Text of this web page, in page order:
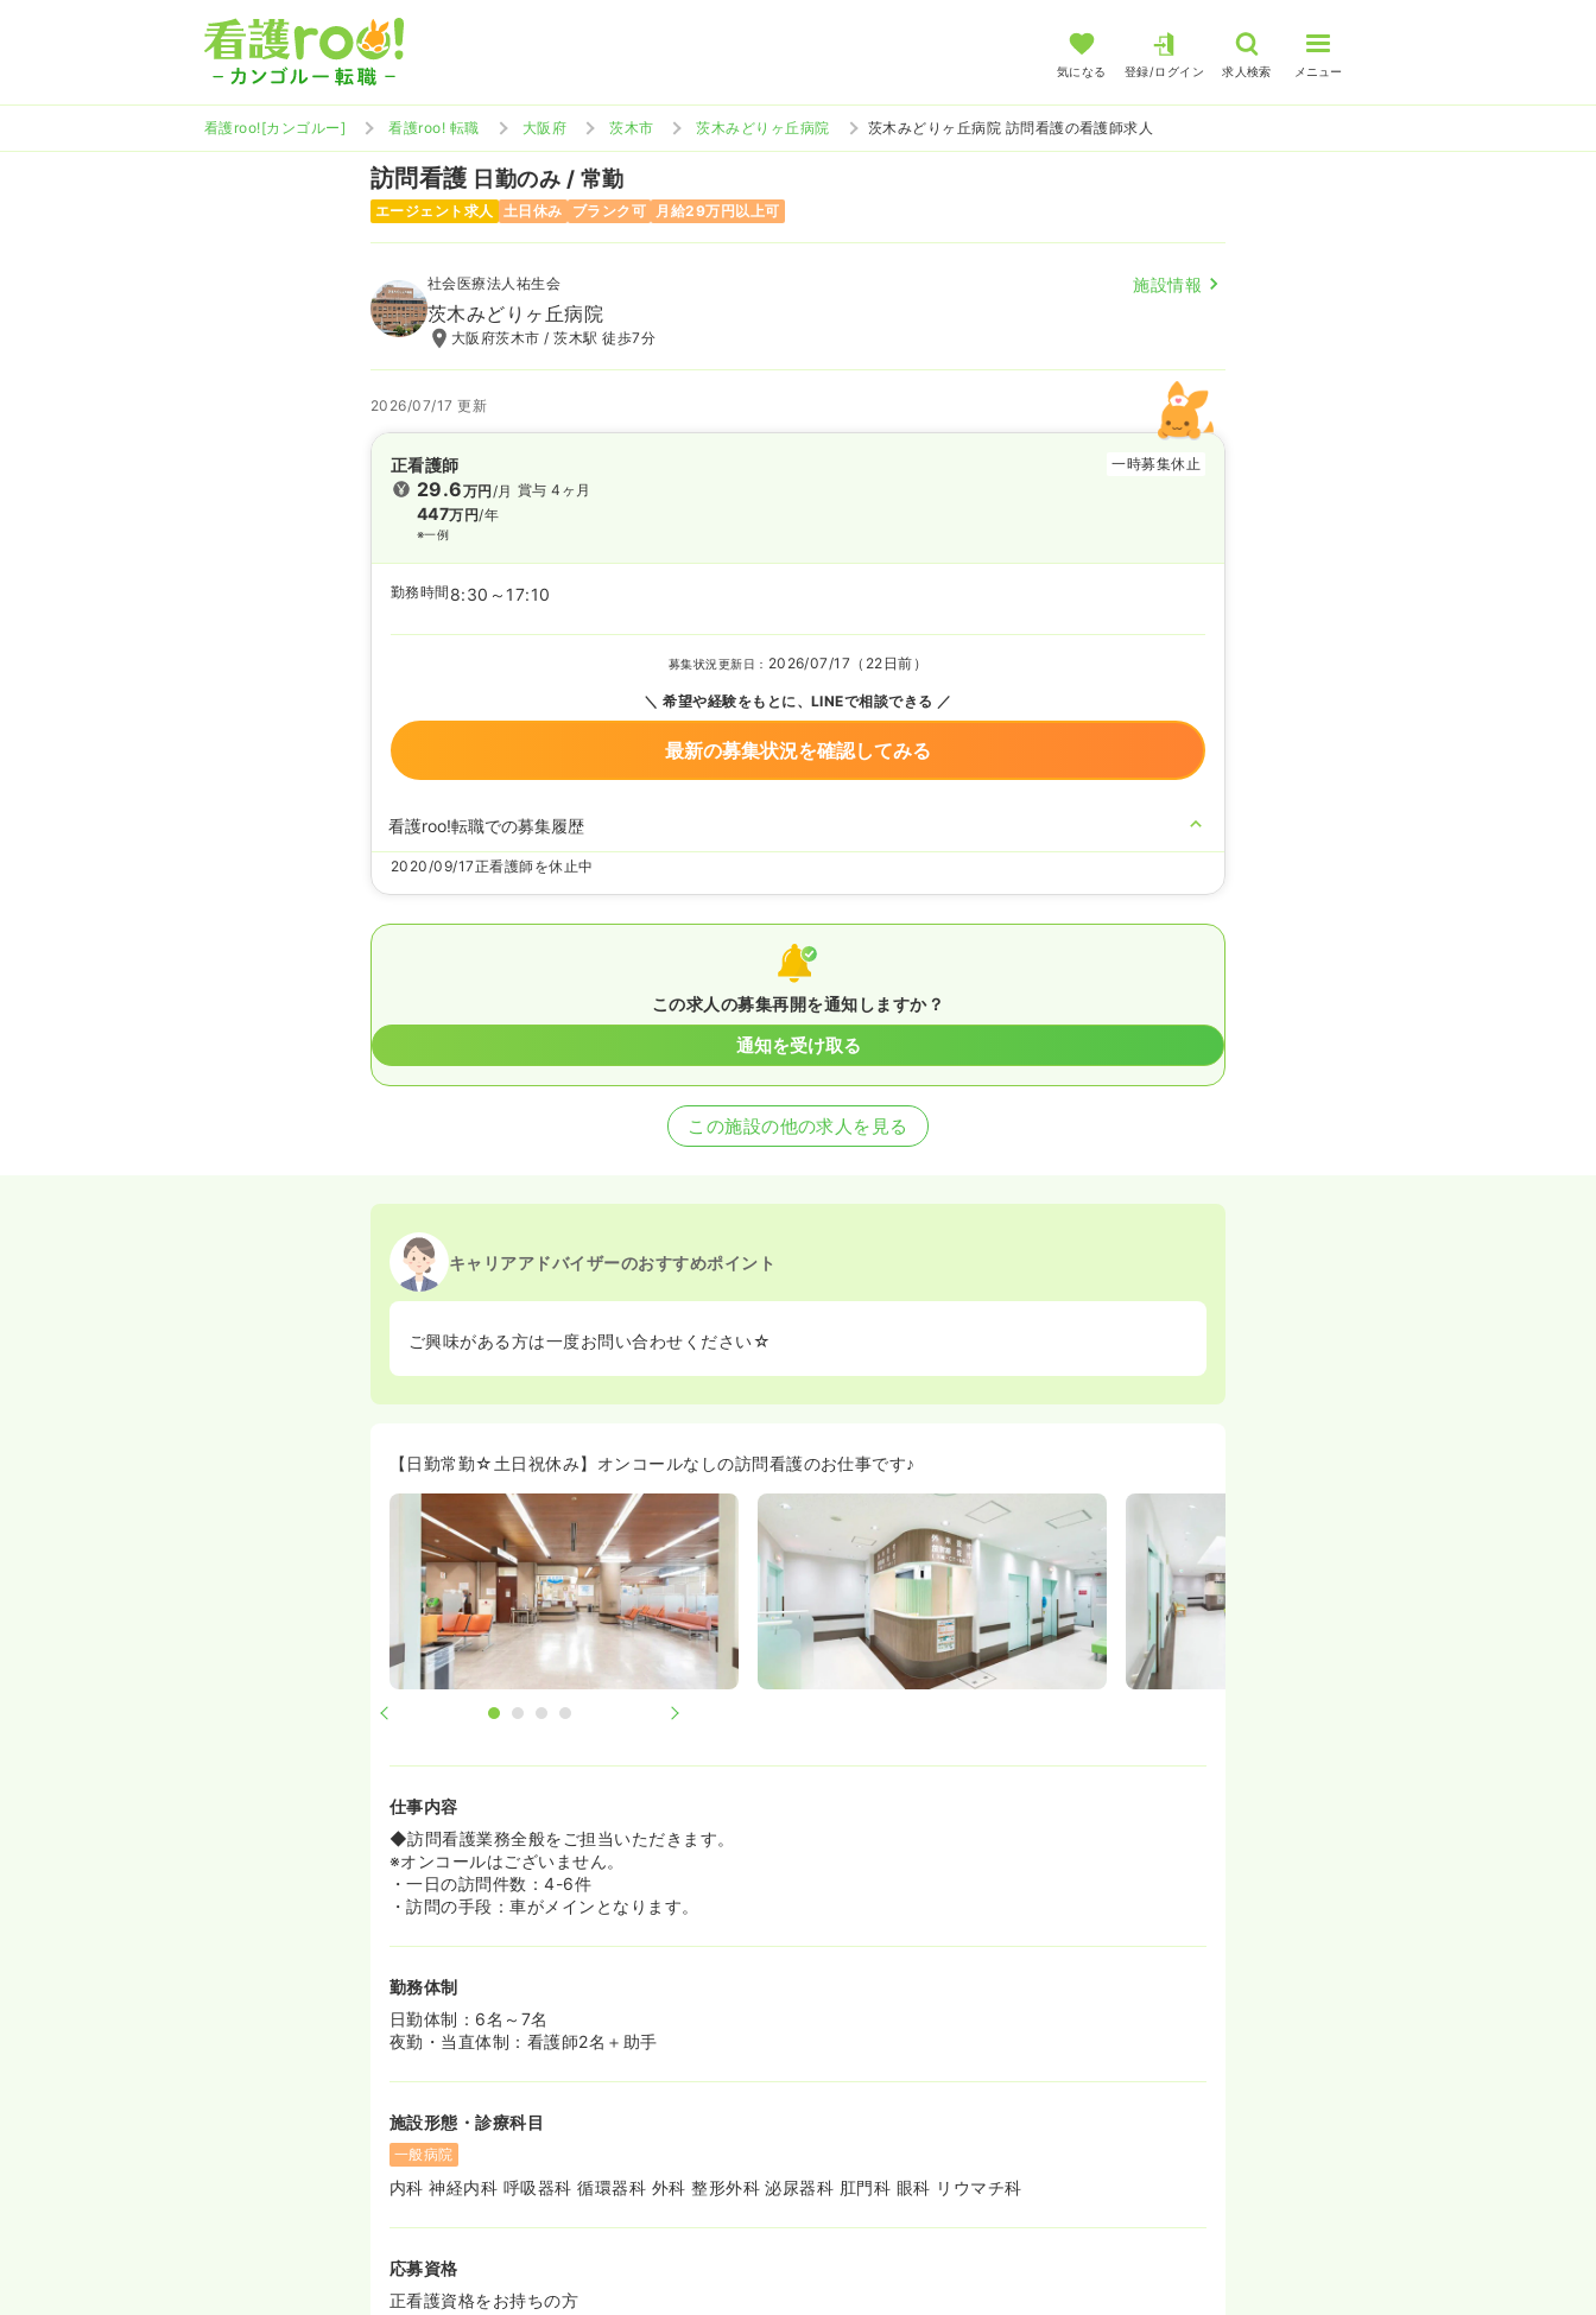
気になる 登録/ログイン 求人検索 メニュー
看護roo![カンゴルー] 看護roo! 転職 大阪府 茨木市 茨木みどりヶ丘病院 茨木みどりヶ丘病院 訪問看護の看護師求人
訪問看護 日勤のみ / 常勤
エージェント求人 土日休み ブランク可 月給29万円以上可
社会医療法人祐生会 施設情報
茨木みどりヶ丘病院
大阪府茨木市 / 茨木駅 徒歩7分
2026/07/17 更新
正看護師 一時募集休止
29.6万円/月
447万円/年
※一例
賞与 4ヶ月
勤務時間 8:30～17:10
募集状況更新日： 2026/07/17（22日前）
希望や経験をもとに、LINEで相談できる
最新の募集状況を確認してみる
看護roo!転職での募集履歴
2020/09/17正看護師を休止中
この求人の募集再開を通知しますか？
通知を受け取る
この施設の他の求人を見る
キャリアアドバイザーのおすすめポイント
ご興味がある方は一度お問い合わせください☆
【日勤常勤☆土日祝休み】オンコールなしの訪問看護のお仕事です♪
仕事内容
◆訪問看護業務全般をご担当いただきます。
※オンコールはございません。
・一日の訪問件数：4-6件
・訪問の手段：車がメインとなります。
勤務体制
日勤体制：6名～7名
夜勤・当直体制：看護師2名＋助手
施設形態・診療科目
一般病院
内科 神経内科 呼吸器科 循環器科 外科 整形外科 泌尿器科 肛門科 眼科 リウマチ科
応募資格
正看護資格をお持ちの方